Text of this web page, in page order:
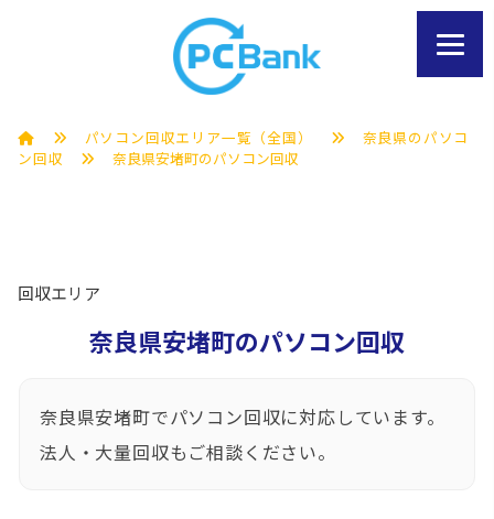
パソコン回収エリア一覧（全国）
奈良県のパソコ
ン回収
奈良県安堵町のパソコン回収
回収エリア
奈良県安堵町のパソコン回収
奈良県安堵町でパソコン回収に対応しています。
法人・大量回収もご相談ください。